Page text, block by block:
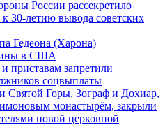
России рассекретило
30-летию вывода советских
Гедеона (Харона)
в США
приставам запретили
соцвыплаты
Святой Горы, Зограф и Дохиар,
монастырём, закрыли
новой церковной